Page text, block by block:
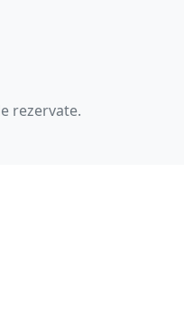
rezervate.